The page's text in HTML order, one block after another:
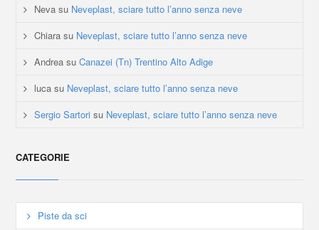
Neva su Neveplast, sciare tutto l’anno senza neve
Chiara su Neveplast, sciare tutto l’anno senza neve
Andrea suCanazei (Tn) Trentino Alto Adige
luca su Neveplast, sciare tutto l’anno senza neve
Sergio Sartori su Neveplast, sciare tutto l’anno senza neve
CATEGORIE
Piste da sci